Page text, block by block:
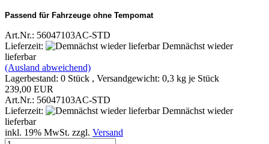
Passend für Fahrzeuge ohne Tempomat
Art.Nr.: 56047103AC-STD
Lieferzeit:
Demnächst wieder
lieferbar
(Ausland abweichend)
Lagerbestand: 0 Stück , Versandgewicht: 0,3 kg je Stück
239,00 EUR
Art.Nr.: 56047103AC-STD
Lieferzeit:
Demnächst wieder
lieferbar
inkl. 19% MwSt. zzgl. Versand